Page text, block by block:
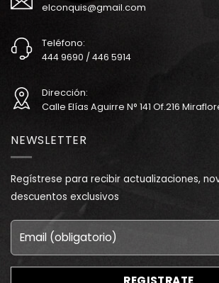
elconquis@gmail.com
Teléfono:
444 9690 / 446 5914
Dirección:
Calle Elías Aguirre N° 141 Of.216
NEWSLETTER
Regístrese para recibir actualizaciones,
descuentos exclusivos